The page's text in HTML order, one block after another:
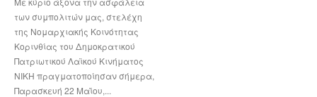
των συμπολιτών μας, στελέχη
της Νομαρχιακής Κοινότητας
Κορινθίας του Δημοκρατικού
Πατριωτικού Λαϊκού Κινήματος
ΝΙΚΗ πραγματοποίησαν σήμερα,
Παρασκευή 22 Μαΐου,...